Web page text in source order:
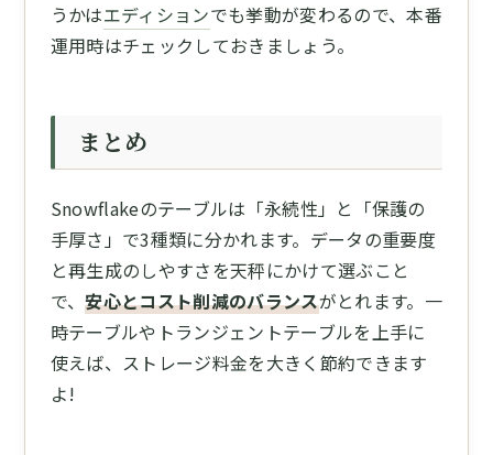
うかはエディションでも挙動が変わるので、本番
運用時はチェックしておきましょう。
まとめ
Snowflakeのテーブルは「永続性」と「保護の
手厚さ」で3種類に分かれます。データの重要度
と再生成のしやすさを天秤にかけて選ぶこと
で、安心とコスト削減のバランスがとれます。一
時テーブルやトランジェントテーブルを上手に
使えば、ストレージ料金を大きく節約できます
よ!